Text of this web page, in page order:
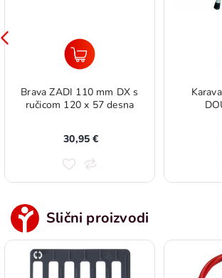
Brava ZADI 110 mm DX s
ručicom 120 x 57 desna
30,95 €
Slični proizvodi